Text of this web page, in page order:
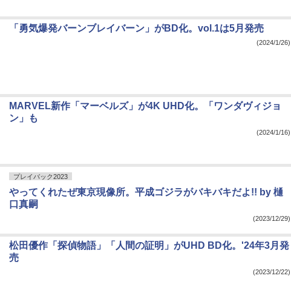
「勇気爆発バーンブレイバーン」がBD化。vol.1は5月発売
(2024/1/26)
MARVEL新作「マーベルズ」が4K UHD化。「ワンダヴィジョ
ン」も
(2024/1/16)
プレイバック2023
やってくれたぜ東京現像所。平成ゴジラがバキバキだよ!! by 樋
口真嗣
(2023/12/29)
松田優作「探偵物語」「人間の証明」がUHD BD化。'24年3月発
売
(2023/12/22)